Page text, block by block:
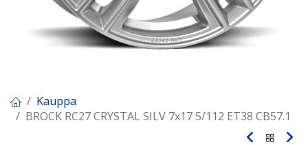
Kauppa
BROCK RC27 CRYSTAL SILV 7x17 5/112 ET38 CB57.1